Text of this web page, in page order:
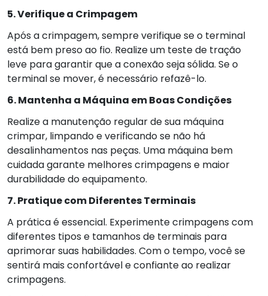
5. Verifique a Crimpagem
Após a crimpagem, sempre verifique se o terminal
está bem preso ao fio. Realize um teste de tração
leve para garantir que a conexão seja sólida. Se o
terminal se mover, é necessário refazê-lo.
6. Mantenha a Máquina em Boas Condições
Realize a manutenção regular de sua máquina
crimpar, limpando e verificando se não há
desalinhamentos nas peças. Uma máquina bem
cuidada garante melhores crimpagens e maior
durabilidade do equipamento.
7. Pratique com Diferentes Terminais
A prática é essencial. Experimente crimpagens com
diferentes tipos e tamanhos de terminais para
aprimorar suas habilidades. Com o tempo, você se
sentirá mais confortável e confiante ao realizar
crimpagens.